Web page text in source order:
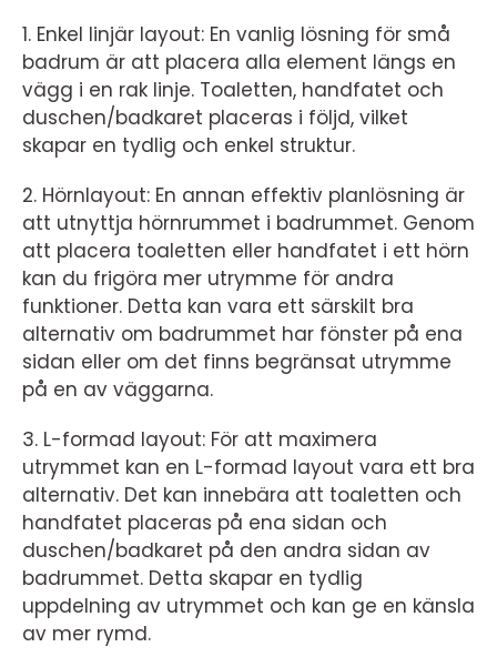
1. Enkel linjär layout: En vanlig lösning för små
badrum är att placera alla element längs en
vägg i en rak linje. Toaletten, handfatet och
duschen/badkaret placeras i följd, vilket
skapar en tydlig och enkel struktur.
2. Hörnlayout: En annan effektiv planlösning är
att utnyttja hörnrummet i badrummet. Genom
att placera toaletten eller handfatet i ett hörn
kan du frigöra mer utrymme för andra
funktioner. Detta kan vara ett särskilt bra
alternativ om badrummet har fönster på ena
sidan eller om det finns begränsat utrymme
på en av väggarna.
3. L-formad layout: För att maximera
utrymmet kan en L-formad layout vara ett bra
alternativ. Det kan innebära att toaletten och
handfatet placeras på ena sidan och
duschen/badkaret på den andra sidan av
badrummet. Detta skapar en tydlig
uppdelning av utrymmet och kan ge en känsla
av mer rymd.